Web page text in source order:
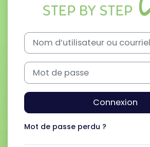
Procédure de création de compte
Nom d’utilisateur ou courriel
Mot de passe
Connexion
Mot de passe perdu ?